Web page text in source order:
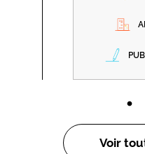
Voir